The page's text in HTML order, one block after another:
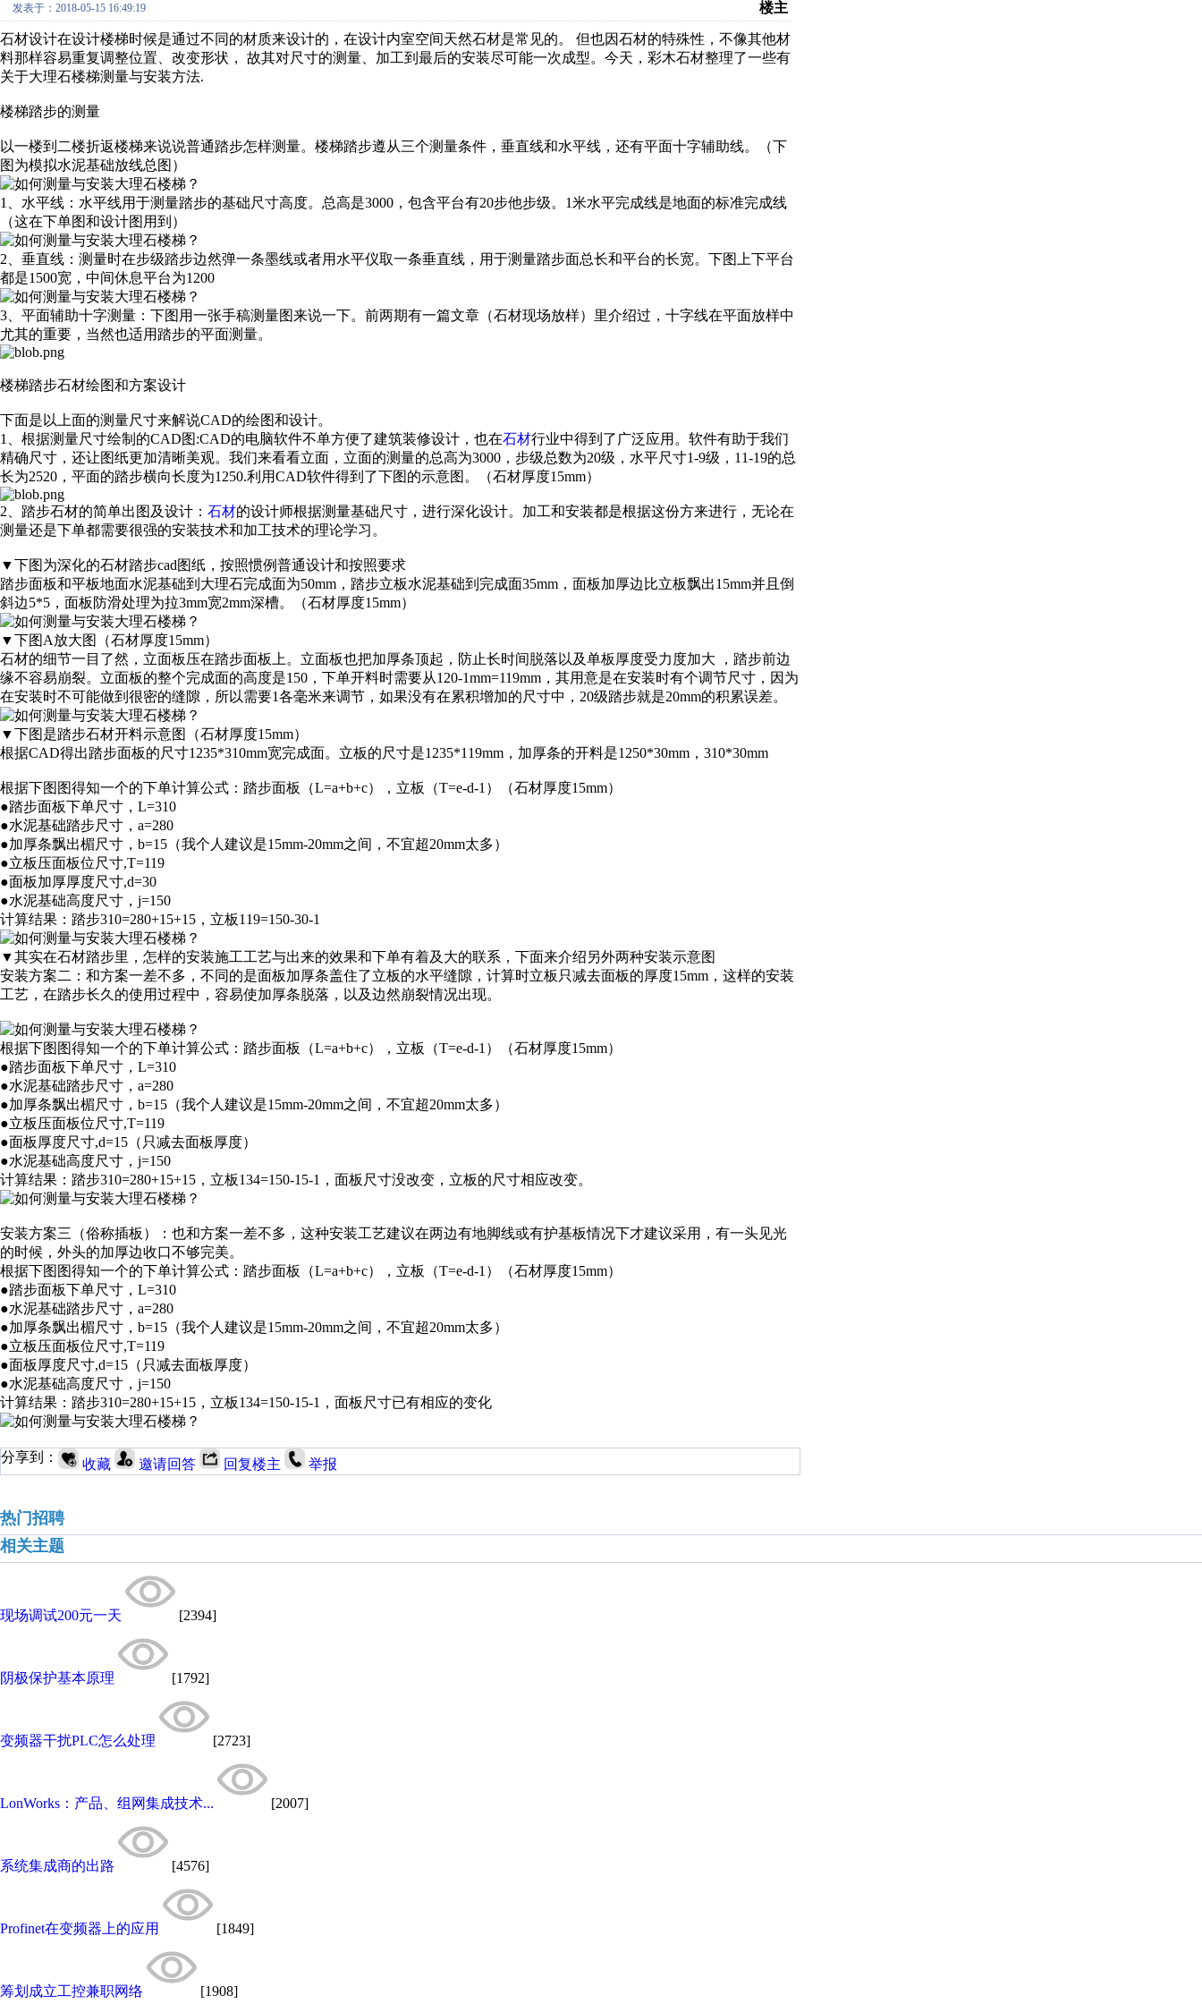
发表于：2018-05-15 16:49:19 楼主
石材设计在设计楼梯时候是通过不同的材质来设计的，在设计内室空间天然石材是常见的。 但也因石材的特殊性，不像其他材
料那样容易重复调整位置、改变形状， 故其对尺寸的测量、加工到最后的安装尽可能一次成型。今天，彩木石材整理了一些有
关于大理石楼梯测量与安装方法.
楼梯踏步的测量
以一楼到二楼折返楼梯来说说普通踏步怎样测量。楼梯踏步遵从三个测量条件，垂直线和水平线，还有平面十字辅助线。（下
图为模拟水泥基础放线总图）
1、水平线：水平线用于测量踏步的基础尺寸高度。总高是3000，包含平台有20步他步级。1米水平完成线是地面的标准完成线
（这在下单图和设计图用到）
2、垂直线：测量时在步级踏步边然弹一条墨线或者用水平仪取一条垂直线，用于测量踏步面总长和平台的长宽。下图上下平台
都是1500宽，中间休息平台为1200
3、平面辅助十字测量：下图用一张手稿测量图来说一下。前两期有一篇文章（石材现场放样）里介绍过，十字线在平面放样中
尤其的重要，当然也适用踏步的平面测量。
楼梯踏步石材绘图和方案设计
下面是以上面的测量尺寸来解说CAD的绘图和设计。
1、根据测量尺寸绘制的CAD图:CAD的电脑软件不单方便了建筑装修设计，也在石材行业中得到了广泛应用。软件有助于我们
精确尺寸，还让图纸更加清晰美观。我们来看看立面，立面的测量的总高为3000，步级总数为20级，水平尺寸1-9级，11-19的总
长为2520，平面的踏步横向长度为1250.利用CAD软件得到了下图的示意图。（石材厚度15mm）
2、踏步石材的简单出图及设计： 石材的设计师根据测量基础尺寸，进行深化设计。加工和安装都是根据这份方来进行，无论在
测量还是下单都需要很强的安装技术和加工技术的理论学习。
▼下图为深化的石材踏步cad图纸，按照惯例普通设计和按照要求
踏步面板和平板地面水泥基础到大理石完成面为50mm，踏步立板水泥基础到完成面35mm，面板加厚边比立板飘出15mm并且倒
斜边5*5，面板防滑处理为拉3mm宽2mm深槽。（石材厚度15mm）
▼下图A放大图（石材厚度15mm）
石材的细节一目了然，立面板压在踏步面板上。立面板也把加厚条顶起，防止长时间脱落以及单板厚度受力度加大 ，踏步前边
缘不容易崩裂。立面板的整个完成面的高度是150，下单开料时需要从120-1mm=119mm，其用意是在安装时有个调节尺寸，因为
在安装时不可能做到很密的缝隙，所以需要1各毫米来调节，如果没有在累积增加的尺寸中，20级踏步就是20mm的积累误差。
▼下图是踏步石材开料示意图（石材厚度15mm）
根据CAD得出踏步面板的尺寸1235*310mm宽完成面。立板的尺寸是1235*119mm，加厚条的开料是1250*30mm，310*30mm
根据下图图得知一个的下单计算公式：踏步面板（L=a+b+c），立板（T=e-d-1）（石材厚度15mm）
●踏步面板下单尺寸，L=310
●水泥基础踏步尺寸，a=280
●加厚条飘出楣尺寸，b=15（我个人建议是15mm-20mm之间，不宜超20mm太多）
●立板压面板位尺寸,T=119
●面板加厚厚度尺寸,d=30
●水泥基础高度尺寸，j=150
计算结果：踏步310=280+15+15，立板119=150-30-1
▼其实在石材踏步里，怎样的安装施工工艺与出来的效果和下单有着及大的联系，下面来介绍另外两种安装示意图
安装方案二：和方案一差不多，不同的是面板加厚条盖住了立板的水平缝隙，计算时立板只减去面板的厚度15mm，这样的安装
工艺，在踏步长久的使用过程中，容易使加厚条脱落，以及边然崩裂情况出现。
根据下图图得知一个的下单计算公式：踏步面板（L=a+b+c），立板（T=e-d-1）（石材厚度15mm）
●踏步面板下单尺寸，L=310
●水泥基础踏步尺寸，a=280
●加厚条飘出楣尺寸，b=15（我个人建议是15mm-20mm之间，不宜超20mm太多）
●立板压面板位尺寸,T=119
●面板厚度尺寸,d=15（只减去面板厚度）
●水泥基础高度尺寸，j=150
计算结果：踏步310=280+15+15，立板134=150-15-1，面板尺寸没改变，立板的尺寸相应改变。
安装方案三（俗称插板）：也和方案一差不多，这种安装工艺建议在两边有地脚线或有护基板情况下才建议采用，有一头见光
的时候，外头的加厚边收口不够完美。
根据下图图得知一个的下单计算公式：踏步面板（L=a+b+c），立板（T=e-d-1）（石材厚度15mm）
●踏步面板下单尺寸，L=310
●水泥基础踏步尺寸，a=280
●加厚条飘出楣尺寸，b=15（我个人建议是15mm-20mm之间，不宜超20mm太多）
●立板压面板位尺寸,T=119
●面板厚度尺寸,d=15（只减去面板厚度）
●水泥基础高度尺寸，j=150
计算结果：踏步310=280+15+15，立板134=150-15-1，面板尺寸已有相应的变化
分享到： 收藏 邀请回答 回复楼主 举报
热门招聘
相关主题
现场调试200元一天 [2394]
阴极保护基本原理 [1792]
变频器干扰PLC怎么处理 [2723]
LonWorks：产品、组网集成技术... [2007]
系统集成商的出路 [4576]
Profinet在变频器上的应用 [1849]
筹划成立工控兼职网络 [1908]